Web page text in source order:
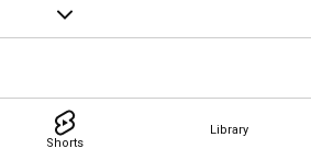
Shorts
Library